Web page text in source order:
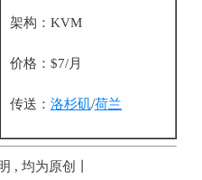
架构：KVM
价格：$7/月
传送： 洛杉矶/荷兰
, 均为原创丨